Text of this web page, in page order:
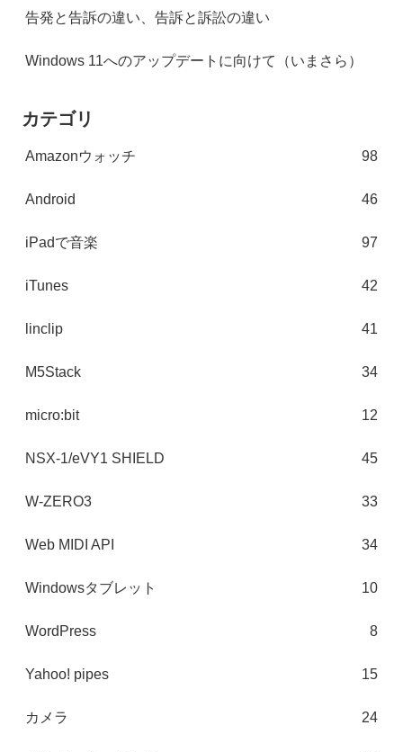
告発と告訴の違い、告訴と訴訟の違い
Windows 11へのアップデートに向けて（いまさら）
カテゴリ
Amazonウォッチ 98
Android 46
iPadで音楽 97
iTunes 42
linclip 41
M5Stack 34
micro:bit 12
NSX-1/eVY1 SHIELD 45
W-ZERO3 33
Web MIDI API 34
Windowsタブレット 10
WordPress 8
Yahoo! pipes 15
カメラ 24